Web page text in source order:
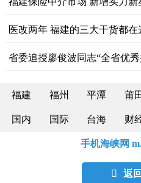
医改两年 福建的三大干货都在
省委追授廖俊波同志“全省优
福建 福州 平潭 莆
国内 国际 台海 财
手机海峡网
 返